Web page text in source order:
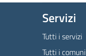
Servizi
Tutti i servizi
Tutti i comuni